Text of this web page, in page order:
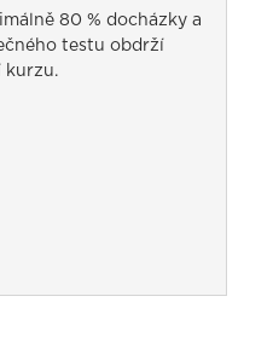
80 % docházky a
testu obdrží
kurzu.